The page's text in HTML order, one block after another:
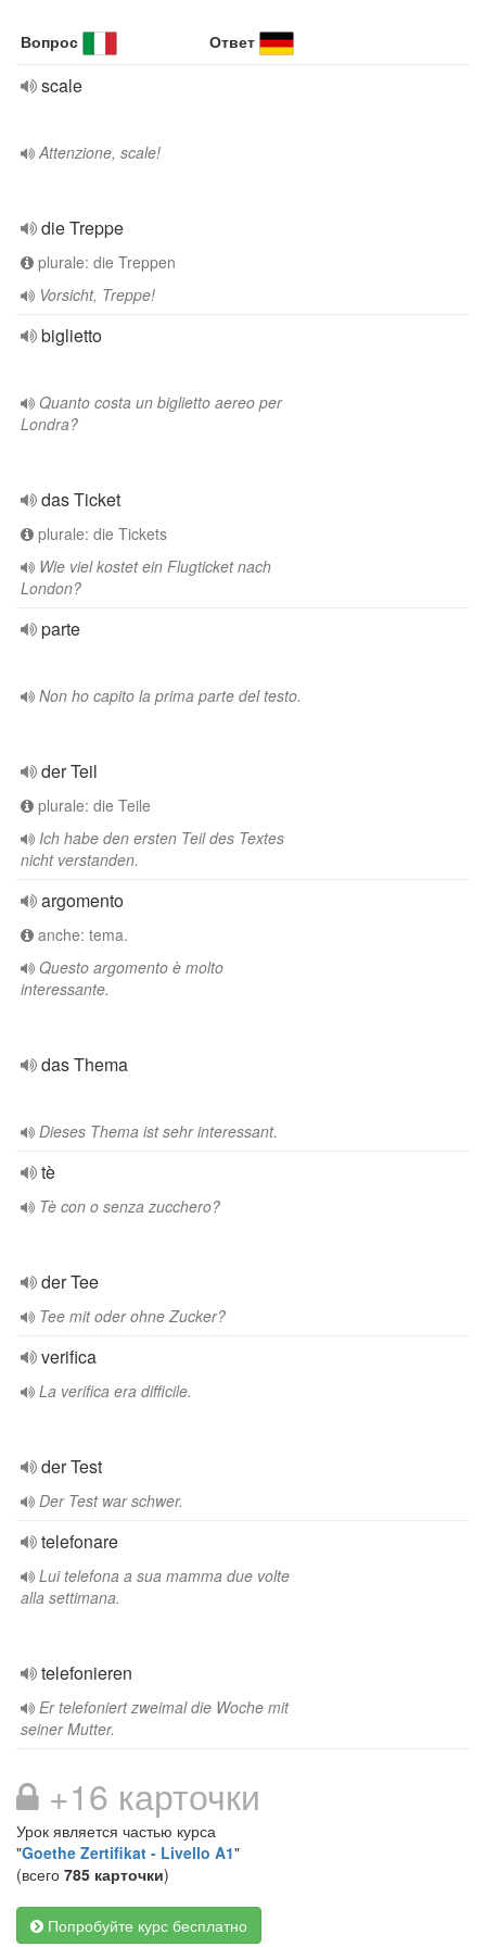
Вопрос Ответ
scale
Attenzione, scale!
die Treppe
plurale: die Treppen
Vorsicht, Treppe!
biglietto
Quanto costa un biglietto aereo per
Londra?
das Ticket
plurale: die Tickets
Wie viel kostet ein Flugticket nach
London?
parte
Non ho capito la prima parte del testo.
der Teil
plurale: die Teile
Ich habe den ersten Teil des Textes
nicht verstanden.
argomento
anche: tema.
Questo argomento è molto
interessante.
das Thema
Dieses Thema ist sehr interessant.
tè
Tè con o senza zucchero?
der Tee
Tee mit oder ohne Zucker?
verifica
La verifica era difficile.
der Test
Der Test war schwer.
telefonare
Lui telefona a sua mamma due volte
alla settimana.
telefonieren
Er telefoniert zweimal die Woche mit
seiner Mutter.
+16 карточки
Урок является частью курса
"Goethe Zertifikat - Livello A1"
(всего 785 карточки)
Попробуйте курс бесплатно